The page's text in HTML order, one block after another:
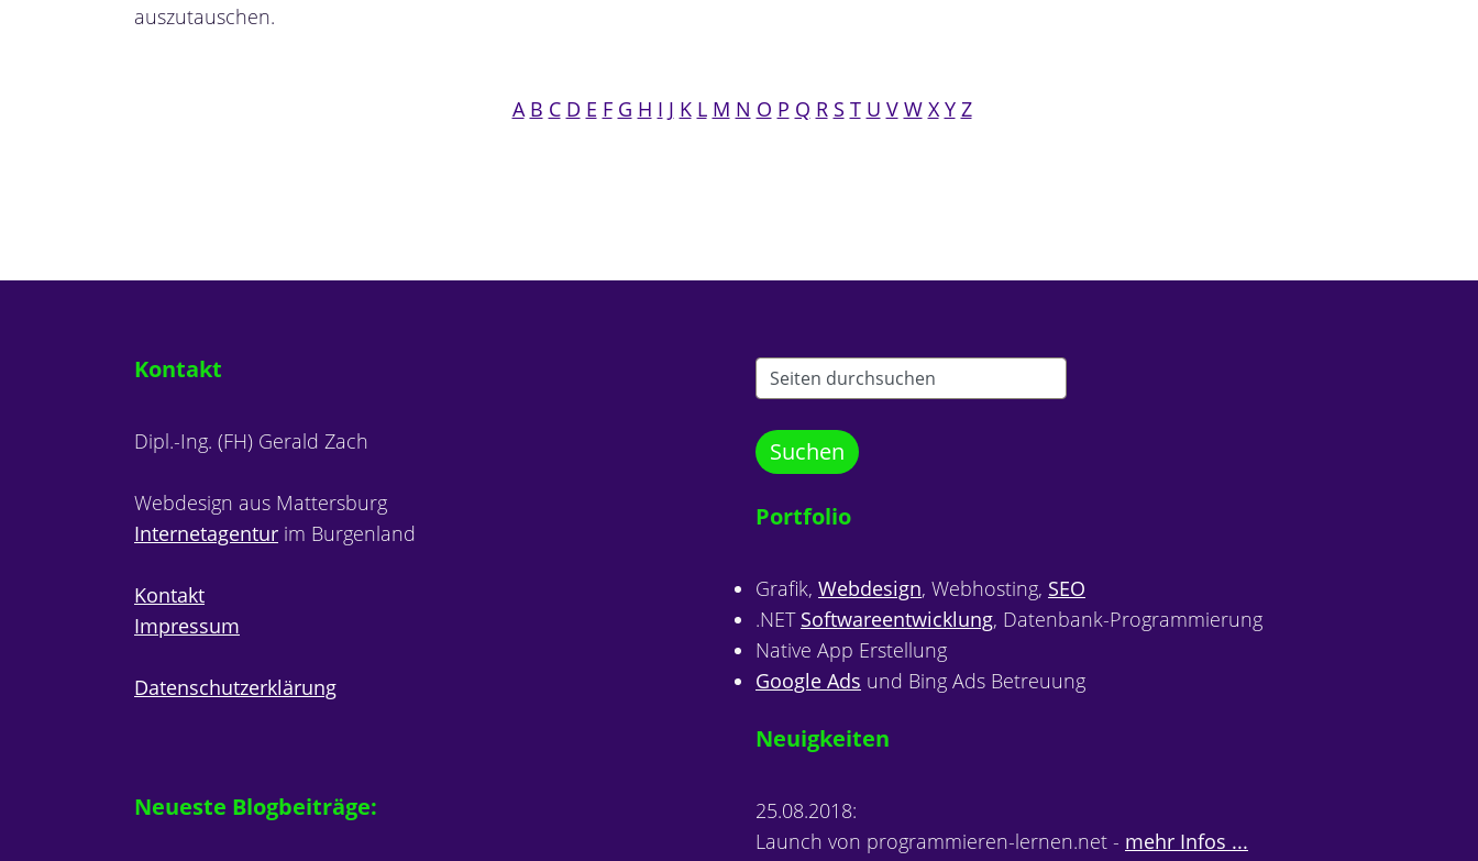
auszutauschen.
A B C D E F G H I J K L M N O P Q R S T U V W X Y Z
Kontakt
Dipl.-Ing. (FH) Gerald Zach
Webdesign aus Mattersburg
Internetagentur im Burgenland
Kontakt
Impressum
Datenschutzerklärung
Neueste Blogbeiträge:
Portfolio
Grafik, Webdesign, Webhosting, SEO
.NET Softwareentwicklung, Datenbank-Programmierung
Native App Erstellung
Google Ads und Bing Ads Betreuung
Neuigkeiten
25.08.2018:
Launch von programmieren-lernen.net - mehr Infos ...